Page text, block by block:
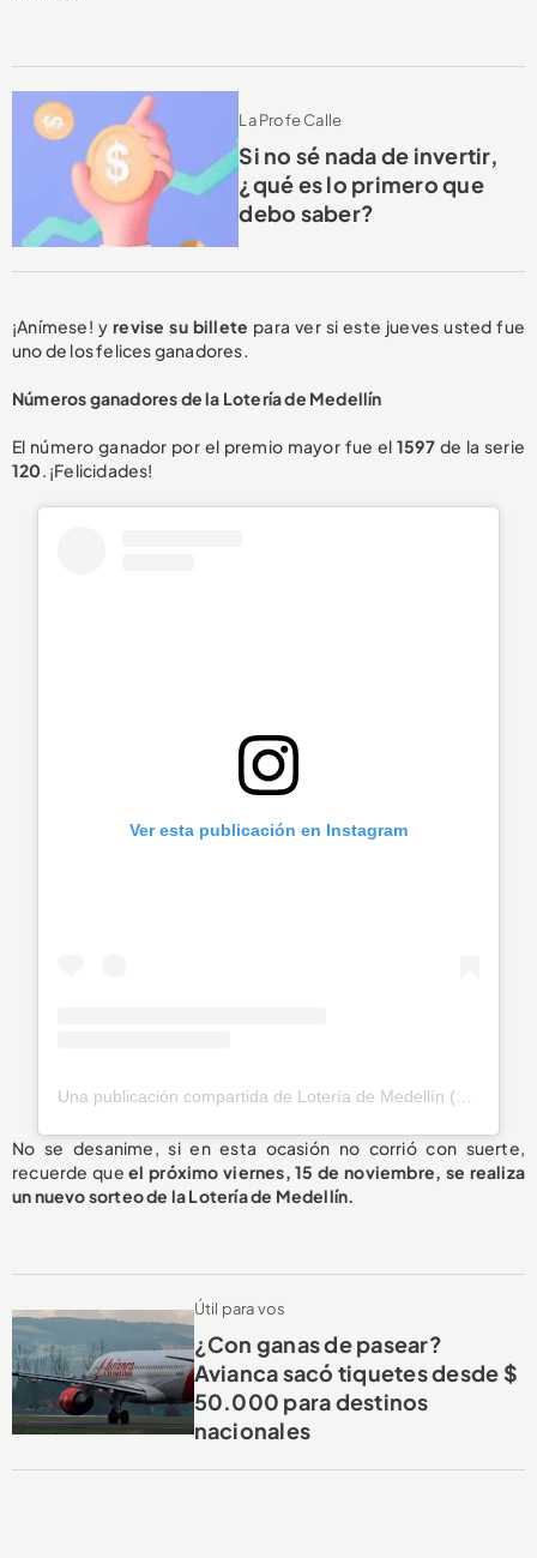
La Profe Calle
Si no sé nada de invertir,
¿qué es lo primero que
debo saber?
¡Anímese! yrevise su billete para ver si este jueves usted fue
uno de los felices ganadores.
Números ganadores de la Lotería de Medellín
El número ganador por el premio mayor fue el1597de la serie
120. ¡Felicidades!
Ver esta publicación en Instagram
No se desanime, si en esta ocasión no corrió con suerte,
recuerde queel próximo viernes, 15 de noviembre, se realiza
un nuevo sorteo de la Lotería de Medellín.
Útil para vos
¿Con ganas de pasear?
Avianca sacó tiquetes desde $
50.000 para destinos
nacionales